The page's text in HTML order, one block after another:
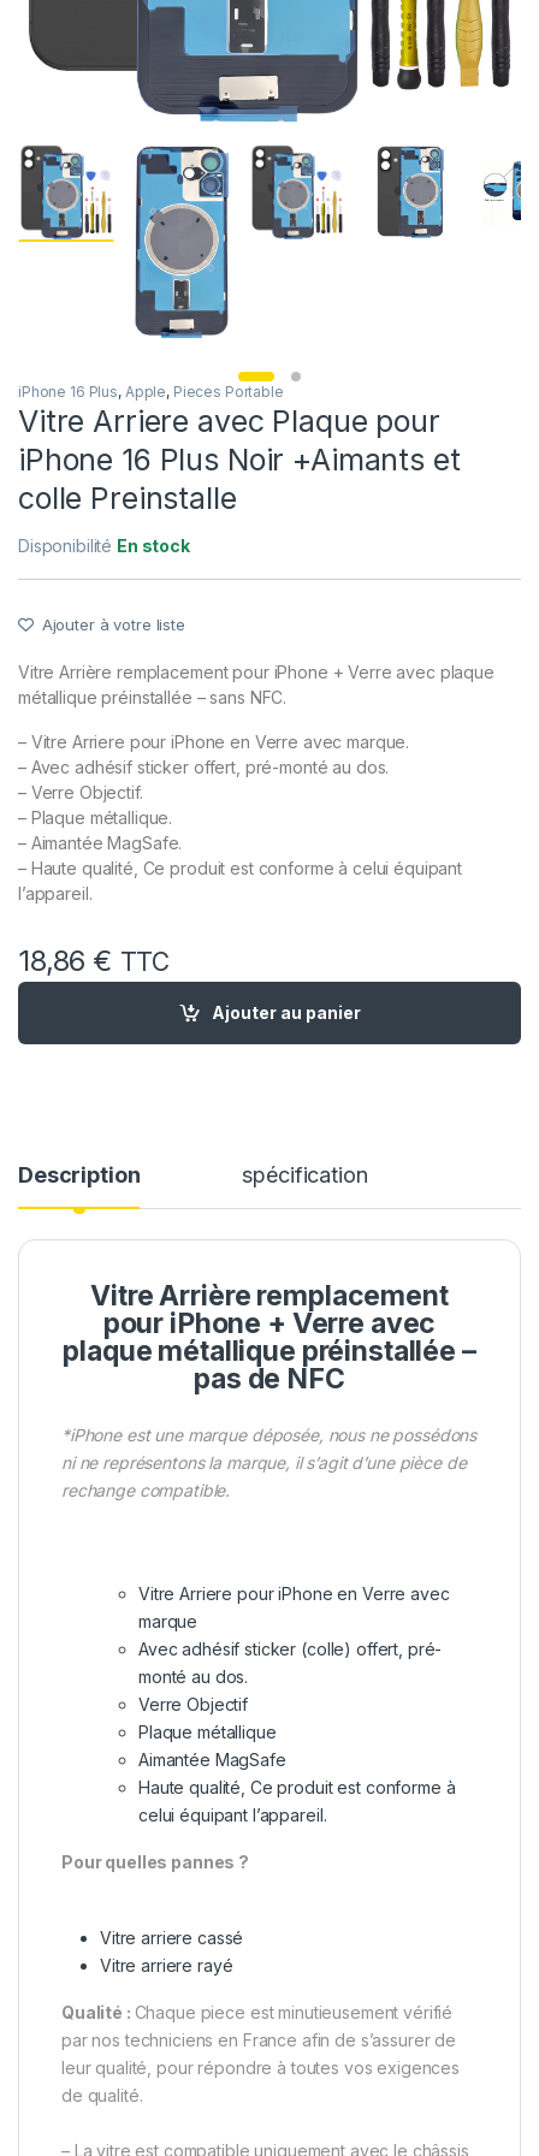
iPhone 16 Plus, Apple, Pieces Portable
Vitre Arriere avec Plaque pour
iPhone 16 Plus Noir +Aimants et
colle Preinstalle
Disponibilité En stock
Ajouter à votre liste
Vitre Arrière remplacement pour iPhone + Verre avec plaque
métallique préinstallée – sans NFC.
– Vitre Arriere pour iPhone en Verre avec marque.
– Avec adhésif sticker offert, pré-monté au dos.
– Verre Objectif.
– Plaque métallique.
– Aimantée MagSafe.
– Haute qualité, Ce produit est conforme à celui équipant
l’appareil.
18,86 € TTC
quantité de Vitre Arriere avec Plaque pour iPhone 16 Plus
Ajouter au panier
Description spécification
Vitre Arrière remplacement
pour iPhone + Verre avec
plaque métallique préinstallée –
pas de NFC
*iPhone est une marque déposée, nous ne possédons
ni ne représentons la marque, il s’agit d’une pièce de
rechange compatible.
Vitre Arriere pour iPhone en Verre avec
marque
Avec adhésif sticker (colle) offert, pré-
monté au dos.
Verre Objectif
Plaque métallique
Aimantée MagSafe
Haute qualité, Ce produit est conforme à
celui équipant l’appareil.
Pour quelles pannes ?
Vitre arriere cassé
Vitre arriere rayé
Qualité : Chaque piece est minutieusement vérifié
par nos techniciens en France afin de s’assurer de
leur qualité, pour répondre à toutes vos exigences
de qualité.
– La vitre est compatible uniquement avec le châssis